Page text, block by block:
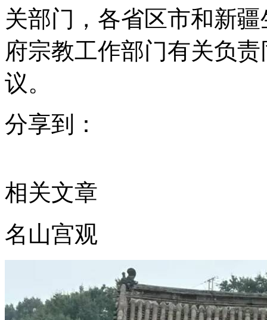
关部门，各省区市和新
府宗教工作部门有关负
议。
分享到：
相关文章
名山宫观